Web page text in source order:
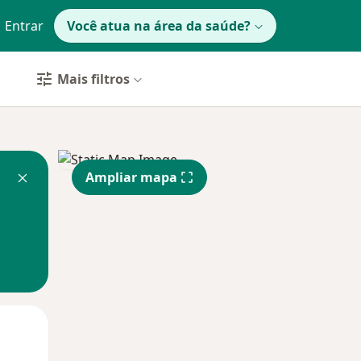
Entrar Você atua na área da saúde?
Mais filtros
Ampliar mapa